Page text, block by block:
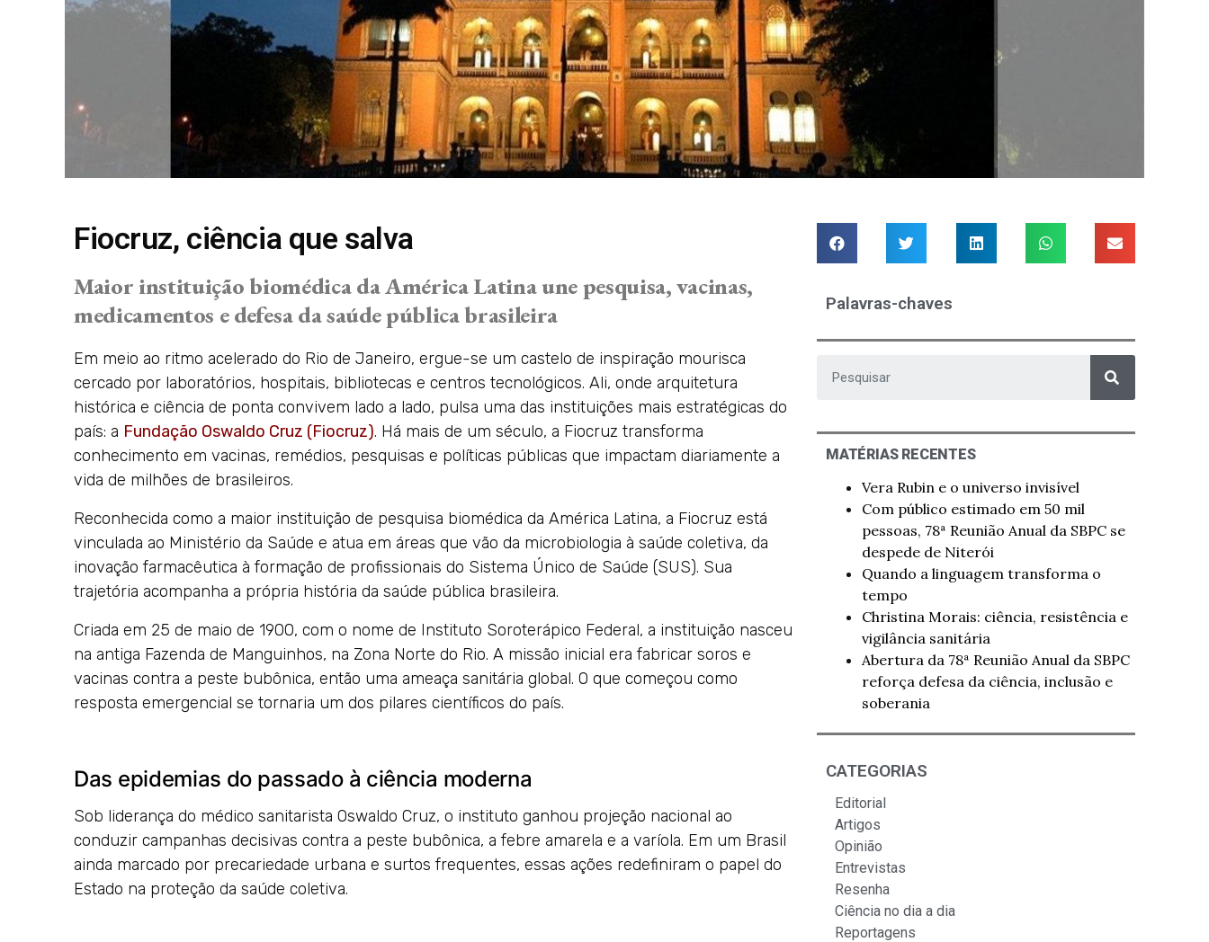
Fiocruz, ciência que salva
Maior instituição biomédica da América Latina une pesquisa, vacinas,
medicamentos e defesa da saúde pública brasileira
Em meio ao ritmo acelerado do Rio de Janeiro, ergue-se um castelo de inspiração mourisca
cercado por laboratórios, hospitais, bibliotecas e centros tecnológicos. Ali, onde arquitetura
histórica e ciência de ponta convivem lado a lado, pulsa uma das instituições mais estratégicas do
país: a Fundação Oswaldo Cruz (Fiocruz). Há mais de um século, a Fiocruz transforma
conhecimento em vacinas, remédios, pesquisas e políticas públicas que impactam diariamente a
vida de milhões de brasileiros.
Reconhecida como a maior instituição de pesquisa biomédica da América Latina, a Fiocruz está
vinculada ao Ministério da Saúde e atua em áreas que vão da microbiologia à saúde coletiva, da
inovação farmacêutica à formação de profissionais do Sistema Único de Saúde (SUS). Sua
trajetória acompanha a própria história da saúde pública brasileira.
Criada em 25 de maio de 1900, com o nome de Instituto Soroterápico Federal, a instituição nasceu
na antiga Fazenda de Manguinhos, na Zona Norte do Rio. A missão inicial era fabricar soros e
vacinas contra a peste bubônica, então uma ameaça sanitária global. O que começou como
resposta emergencial se tornaria um dos pilares científicos do país.
Das epidemias do passado à ciência moderna
Sob liderança do médico sanitarista Oswaldo Cruz, o instituto ganhou projeção nacional ao
conduzir campanhas decisivas contra a peste bubônica, a febre amarela e a varíola. Em um Brasil
ainda marcado por precariedade urbana e surtos frequentes, essas ações redefiniram o papel do
Estado na proteção da saúde coletiva.
Palavras-chaves
MATÉRIAS RECENTES
Vera Rubin e o universo invisível
Com público estimado em 50 mil
pessoas, 78ª Reunião Anual da SBPC se
despede de Niterói
Quando a linguagem transforma o
tempo
Christina Morais: ciência, resistência e
vigilância sanitária
Abertura da 78ª Reunião Anual da SBPC
reforça defesa da ciência, inclusão e
soberania
CATEGORIAS
Editorial
Artigos
Opinião
Entrevistas
Resenha
Ciência no dia a dia
Reportagens